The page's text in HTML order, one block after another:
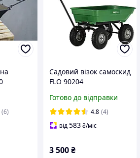
(6)
Садовий візок самоскид
FLO 90204
Готово до відправки
4.8 (4)
від583 ₴/міс
3 500 ₴